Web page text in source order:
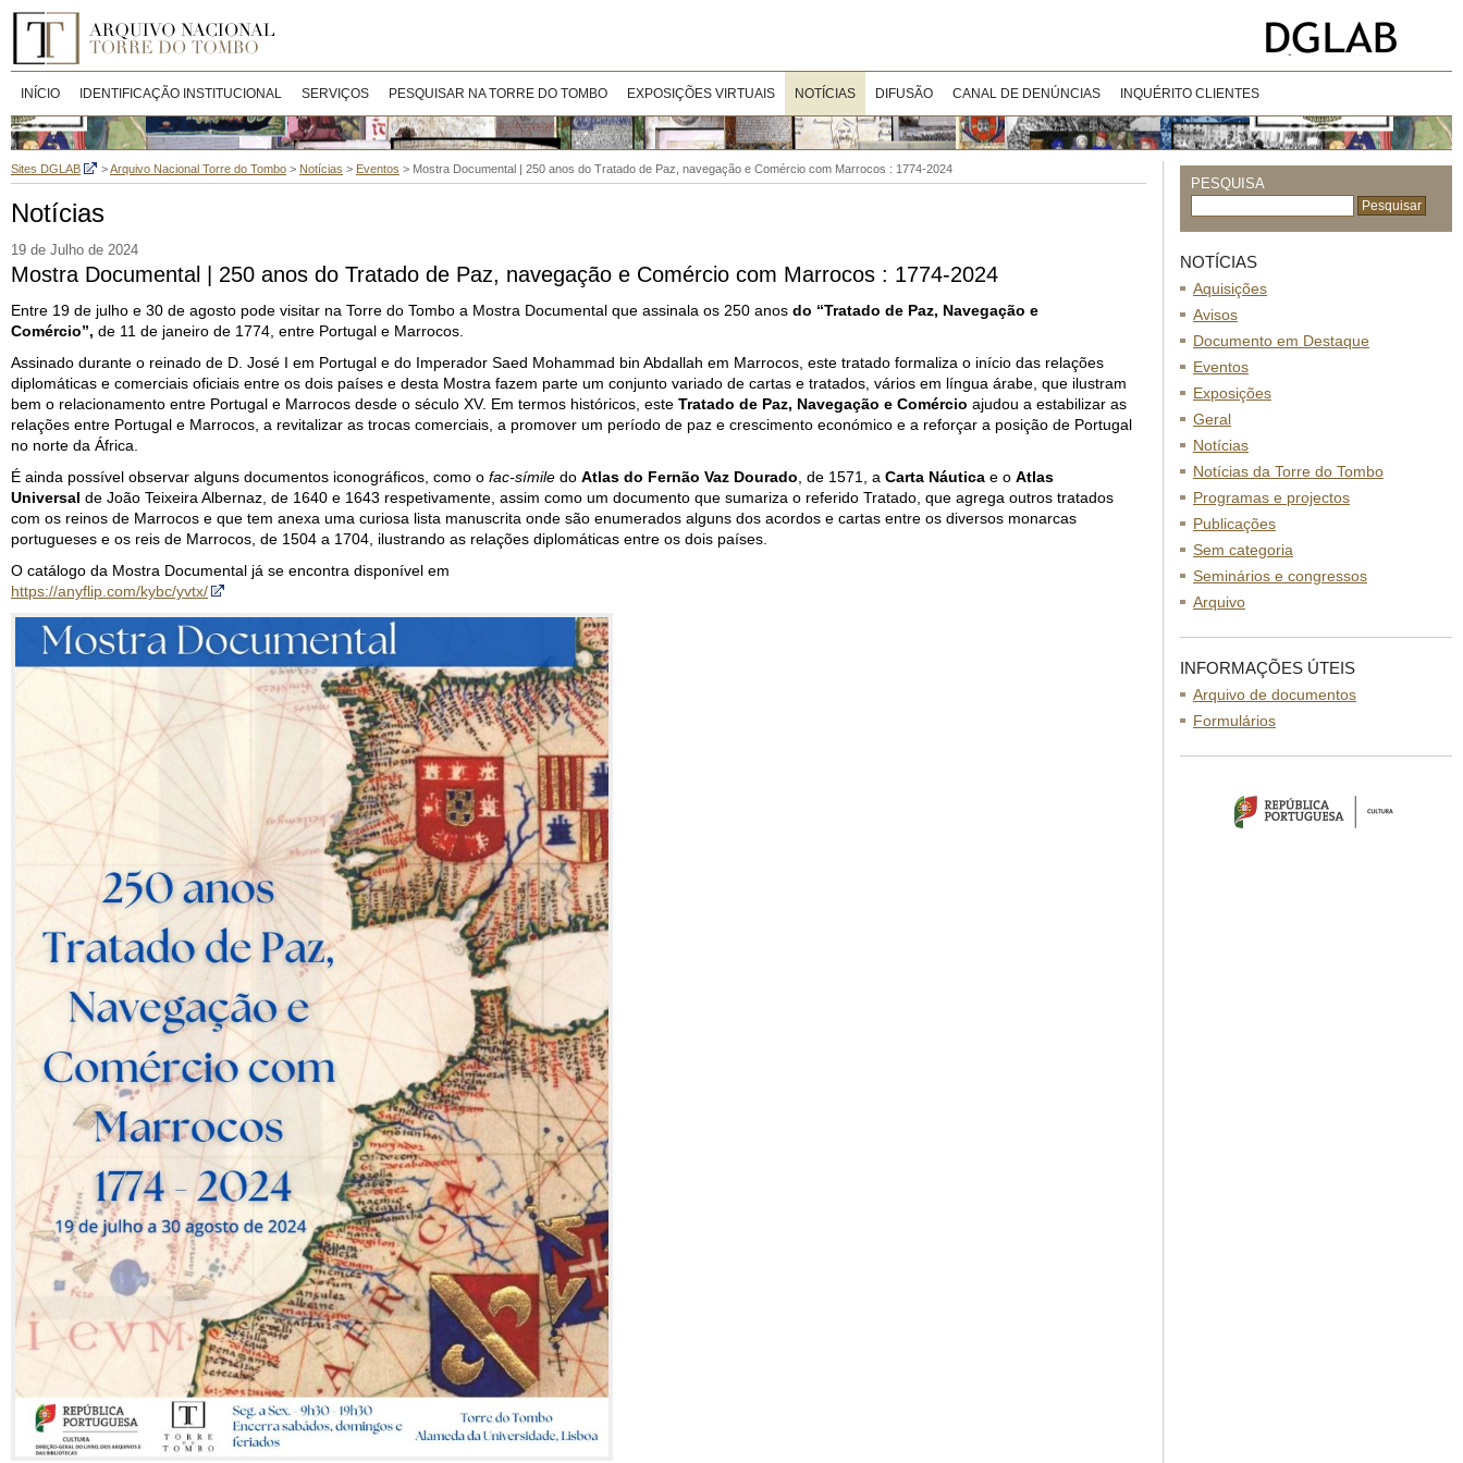
INÍCIO IDENTIFICAÇÃO INSTITUCIONAL SERVIÇOS PESQUISAR NA TORRE DO TOMBO EXPOSIÇÕES VIRTUAIS NOTÍCIAS DIFUSÃO CANAL DE DENÚNCIAS INQUÉRITO CLIENTES
Sites DGLAB >Arquivo Nacional Torre do Tombo > Notícias > Eventos > Mostra Documental | 250 anos do Tratado de Paz, navegação e Comércio com Marrocos : 1774-2024
Notícias
19 de Julho de 2024
Mostra Documental | 250 anos do Tratado de Paz, navegação e Comércio com Marrocos : 1774-2024
Entre 19 de julho e 30 de agosto pode visitar na Torre do Tombo a Mostra Documental que assinala os 250 anos do “Tratado de Paz, Navegação e
Comércio”, de 11 de janeiro de 1774, entre Portugal e Marrocos.
Assinado durante o reinado de D. José I em Portugal e do Imperador Saed Mohammad bin Abdallah em Marrocos, este tratado formaliza o início das relações
diplomáticas e comerciais oficiais entre os dois países e desta Mostra fazem parte um conjunto variado de cartas e tratados, vários em língua árabe, que ilustram
bem o relacionamento entre Portugal e Marrocos desde o século XV. Em termos históricos, este Tratado de Paz, Navegação e Comércio ajudou a estabilizar as
relações entre Portugal e Marrocos, a revitalizar as trocas comerciais, a promover um período de paz e crescimento económico e a reforçar a posição de Portugal
no norte da África.
É ainda possível observar alguns documentos iconográficos, como o fac-símile do Atlas do Fernão Vaz Dourado , de 1571, a Carta Náutica e o Atlas
Universal de João Teixeira Albernaz, de 1640 e 1643 respetivamente, assim como um documento que sumariza o referido Tratado, que agrega outros tratados
com os reinos de Marrocos e que tem anexa uma curiosa lista manuscrita onde são enumerados alguns dos acordos e cartas entre os diversos monarcas
portugueses e os reis de Marrocos, de 1504 a 1704, ilustrando as relações diplomáticas entre os dois países.
O catálogo da Mostra Documental já se encontra disponível em
https://anyflip.com/kybc/yvtx/
PESQUISA
NOTÍCIAS
Aquisições
Avisos
Documento em Destaque
Eventos
Exposições
Geral
Notícias
Notícias da Torre do Tombo
Programas e projectos
Publicações
Sem categoria
Seminários e congressos
Arquivo
INFORMAÇÕES ÚTEIS
Arquivo de documentos
Formulários